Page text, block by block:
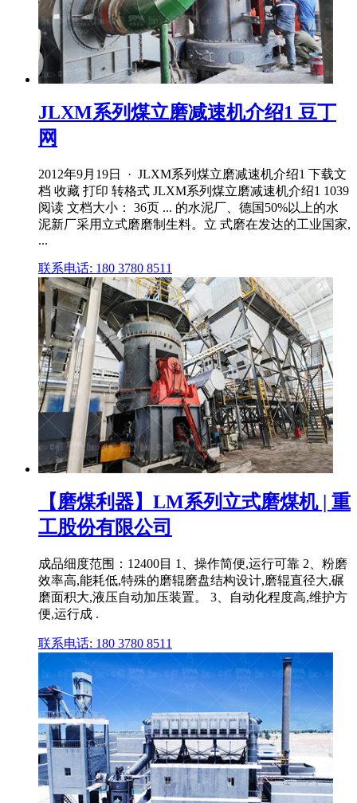
JLXM系列煤立磨减速机介绍1 豆丁
网
2012年9月19日 · JLXM系列煤立磨减速机介绍1 下载文
档 收藏 打印 转格式 JLXM系列煤立磨减速机介绍1 1039
阅读 文档大小： 36页 ... 的水泥厂、德国50%以上的水
泥新厂采用立式磨磨制生料。立 式磨在发达的工业国家,
...
联系电话: 180 3780 8511
【磨煤利器】LM系列立式磨煤机 | 重
工股份有限公司
成品细度范围：12400目 1、操作简便,运行可靠 2、粉磨
效率高,能耗低,特殊的磨辊磨盘结构设计,磨辊直径大,碾
磨面积大,液压自动加压装置。 3、自动化程度高,维护方
便,运行成 .
联系电话: 180 3780 8511